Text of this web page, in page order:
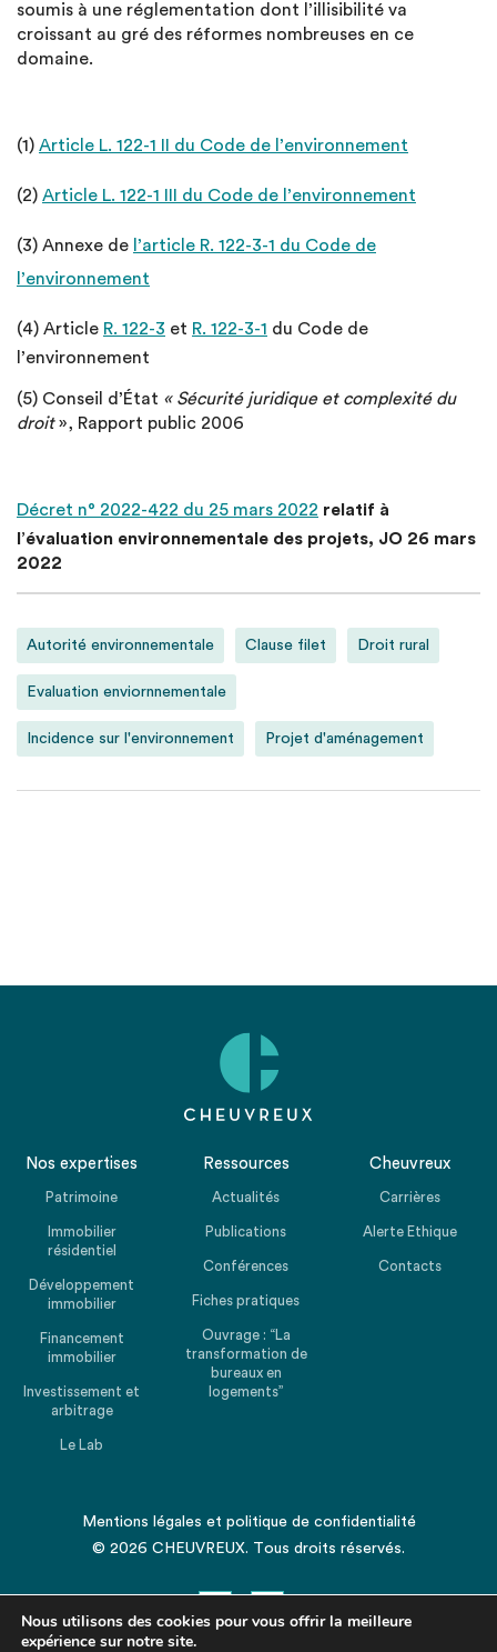
soumis à une réglementation dont l’illisibilité va
croissant au gré des réformes nombreuses en ce
domaine.
(1) Article L. 122-1 II du Code de l’environnement
(2) Article L. 122-1 III du Code de l’environnement
(3) Annexe de l’article R. 122-3-1 du Code de
l’environnement
(4) Article R. 122-3 et R. 122-3-1 du Code de
l’environnement
(5) Conseil d’État « Sécurité juridique et complexité du
droit», Rapport public 2006
Décret n° 2022-422 du 25 mars 2022 relatif à
l’évaluation environnementale des projets, JO 26 mars
2022
Autorité environnementale Clause filet Droit rural
Evaluation enviornnementale
Incidence sur l'environnement Projet d'aménagement
Nos expertises
Patrimoine
Immobilier
résidentiel
Développement
immobilier
Financement
immobilier
Investissement et
arbitrage
Le Lab
Ressources
Actualités
Publications
Conférences
Fiches pratiques
Ouvrage : “La
transformation de
bureaux en
logements”
Cheuvreux
Carrières
Alerte Ethique
Contacts
Mentions légales et politique de confidentialité
© 2026 CHEUVREUX. Tous droits réservés.
Nous utilisons des cookies pour vous offrir la meilleure
expérience sur notre site.